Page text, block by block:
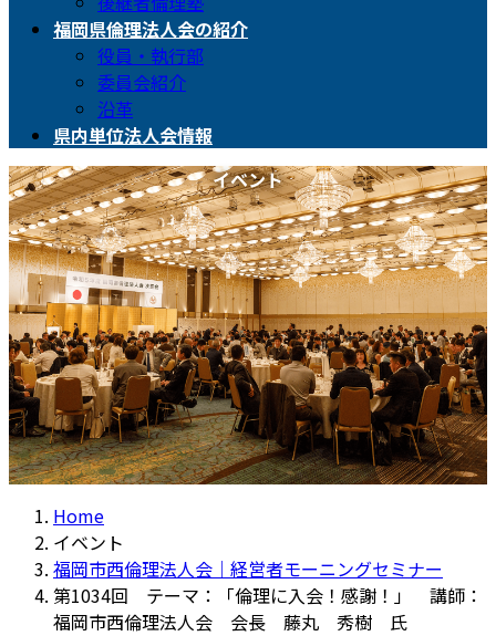
福岡県倫理法人会の紹介
役員・執行部
委員会紹介
沿革
県内単位法人会情報
イベント
Home
イベント
福岡市西倫理法人会｜経営者モーニングセミナー
第1034回 テーマ：「倫理に入会！感謝！」 講師：
福岡市西倫理法人会 会長 藤丸 秀樹 氏